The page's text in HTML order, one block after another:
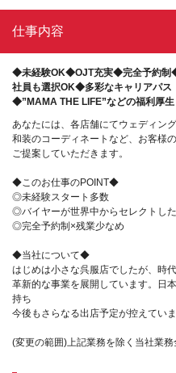
仕事内容
◆未経験OK◆OJT充実◆完全予約制
社員も選択OK◆多彩なキャリアパス
◆”MAMA THE LIFE”などの福利厚
あなたには、各店舗にてウェディン
和装のコーディネートなど、お客様
ご提案していただきます。
◆このお仕事のPOINT◆
◎未経験スタート多数
◎バイヤーが世界中からセレクトし
◎完全予約制×残業少なめ
◆当社について◆
はじめは小さな呉服店でしたが、時
革新的な事業を展開しています。日
持ち
今後もさらなる出店予定が控えていま
(変更の範囲)上記業務を除く当社業務